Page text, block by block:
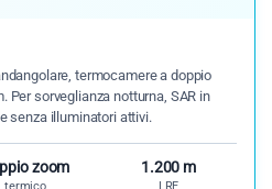
termocamere a doppio
Per sorveglianza notturna, SAR in
senza illuminatori attivi.
zoom 1.200 m